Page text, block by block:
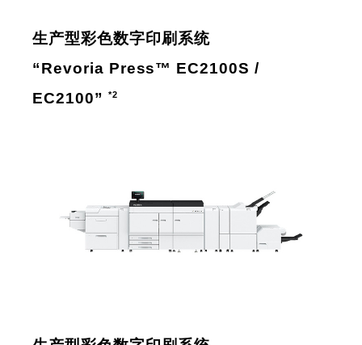
生产型彩色数字印刷系统
“Revoria Press™ EC2100S /
EC2100”
*2